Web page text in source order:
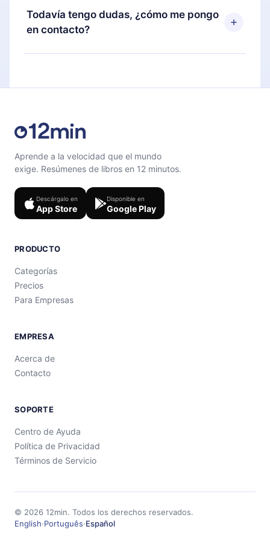
También puedes leer o escuchar tus títulos
favoritos sin conexión y desafiarte con un
puedes cancelar en cualquier momento y el
próximo ciclo de facturación no ocurrirá.
Todavía tengo dudas, ¿cómo me pongo
en contacto?
Siéntete libre de contactarnos en
Aprende a la velocidad que el mundo
exige. Resúmenes de libros en 12 minutos.
Descárgalo en
App Store
Disponible en
Google Play
PRODUCTO
Categorías
Precios
Para Empresas
EMPRESA
Acerca de
Contacto
SOPORTE
Centro de Ayuda
Política de Privacidad
Términos de Servicio
© 2026 12min. Todos los derechos reservados.
English·Português·Español